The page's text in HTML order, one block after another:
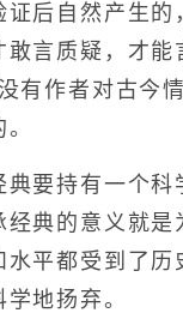
后自然产生
言质疑，才
有作者对古今
持有一个科
典的意义就
平都受到了
地扬弃。